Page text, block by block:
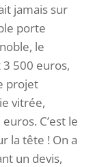
jamais sur
porte
le
500 euros,
projet
vitrée,
C’est le
la tête ! On a
un devis,